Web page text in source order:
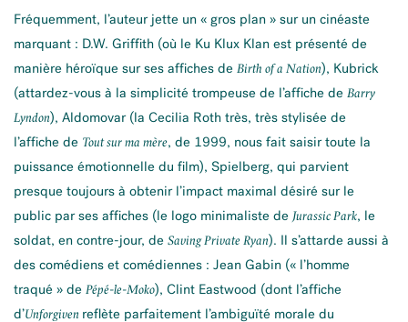
Fréquemment, l’auteur jette un « gros plan » sur un cinéaste
marquant : D.W. Griffith (où le Ku Klux Klan est présenté de
manière héroïque sur ses affiches de Birth of a Nation), Kubrick
(attardez-vous à la simplicité trompeuse de l’affiche de Barry
Lyndon), Aldomovar (la Cecilia Roth très, très stylisée de
l’affiche de Tout sur ma mère, de 1999, nous fait saisir toute la
puissance émotionnelle du film), Spielberg, qui parvient
presque toujours à obtenir l’impact maximal désiré sur le
public par ses affiches (le logo minimaliste de Jurassic Park, le
soldat, en contre-jour, de Saving Private Ryan). Il s’attarde aussi à
des comédiens et comédiennes : Jean Gabin (« l’homme
traqué » de Pépé-le-Moko), Clint Eastwood (dont l’affiche
d’Unforgiven reflète parfaitement l’ambiguïté morale du